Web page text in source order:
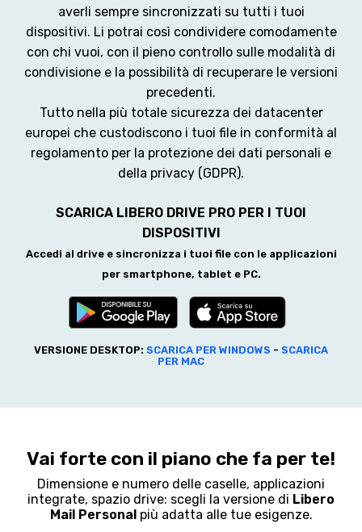
averli sempre sincronizzati su tutti i tuoi
dispositivi. Li potrai così condividere comodamente
con chi vuoi, con il pieno controllo sulle modalità di
condivisione e la possibilità di recuperare le versioni
precedenti.
Tutto nella più totale sicurezza dei datacenter
europei che custodiscono i tuoi file in conformità al
regolamento per la protezione dei dati personali e
della privacy (GDPR).
SCARICA LIBERO DRIVE PRO PER I TUOI
DISPOSITIVI
Accedi al drive e sincronizza i tuoi file con le applicazioni
per smartphone, tablet e PC.
VERSIONE DESKTOP: SCARICA PER WINDOWS - SCARICA
PER MAC
Vai forte con il piano che fa per te!
Dimensione e numero delle caselle, applicazioni
integrate, spazio drive: scegli la versione di Libero
Mail Personalpiù adatta alle tue esigenze.